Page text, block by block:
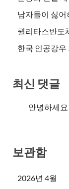
남자들이 싫어
퀄리타스반도
한국 인공강우
최신 댓글
안녕하세
보관함
2026년 4월